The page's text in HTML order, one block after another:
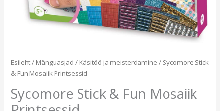
Esileht/ Mänguasjad / Käsitöö ja meisterdamine / Sycomore Stick
& Fun Mosaiik Printsessid
Sycomore Stick & Fun Mosaiik